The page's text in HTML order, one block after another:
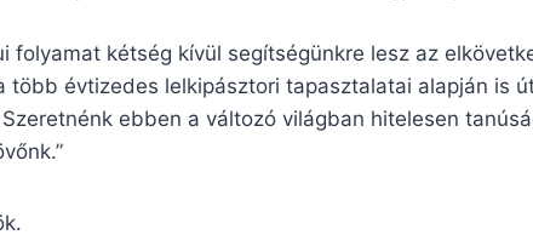
folyamat kétség kívül segítségünkre lesz az
több évtizedes lelkipásztori tapasztalatai alapján is
ebben a változó világban hitelesen